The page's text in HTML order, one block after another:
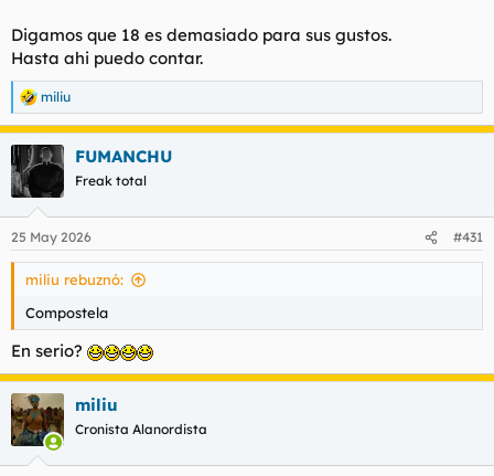
Digamos que 18 es demasiado para sus gustos.
Hasta ahi puedo contar.
R
e
a
c
i
e
s
miliu
FUMANCHU
Freak total
25 May 2026 #431
miliu rebuznó:
Compostela
En serio?
miliu
Cronista Alanordista